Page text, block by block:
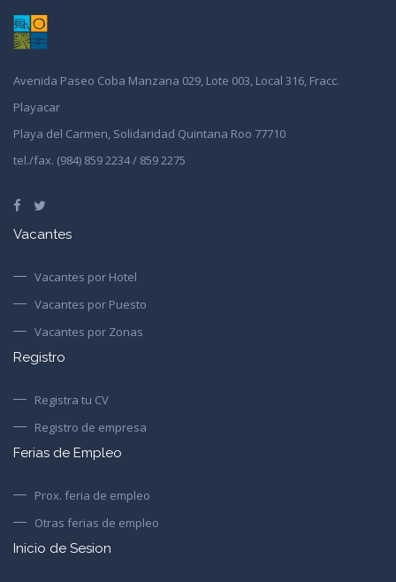
Avenida Paseo Coba Manzana 029, Lote 003, Local 316, Fracc.
Playacar
Playa del Carmen, Solidaridad Quintana Roo 77710
tel./fax. (984) 859 2234 / 859 2275
Vacantes
Vacantes por Hotel
Vacantes por Puesto
Vacantes por Zonas
Registro
Registra tu CV
Registro de empresa
Ferias de Empleo
Prox. feria de empleo
Otras ferias de empleo
Inicio de Sesion